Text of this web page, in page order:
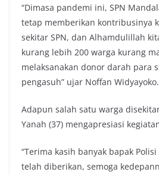
“Dimasa pandemi ini, SPN
tetap memberikan kontribusinya
sekitar SPN, dan Alhamdulillah
kurang lebih 200 warga kurang
melaksanakan donor darah para
pengasuh” ujar Noffan Widyayoko.
Adapun salah satu warga
Yanah (37) mengapresiasi
“Terima kasih banyak bapak
telah diberikan, semoga